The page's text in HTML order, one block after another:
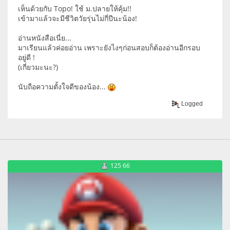
เห็นด้วยกับ Topo! ใช้ ม.ปลายให้คุ้ม!!
เข้ามาแล้วจะมีชีวิตวัยรุ่นไม่กี่ปีนะน้อง!
อ่านหนังสือเนี่ย...
มาเรียนแล้วค่อยอ่าน เพราะยังไงๆก่อนสอบก็ต้องอ่านอีกรอบ
อยู่ดี !
(เกี่ยวมะนะ?)
นับถือความตั้งใจดีของน้อง...
Logged
125 66